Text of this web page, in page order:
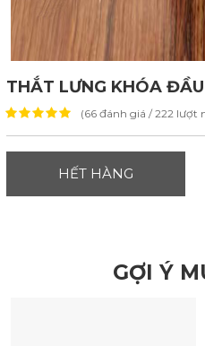
THẮT LƯNG KHÓA
(66 đánh giá / 222 lượt
HẾT HÀNG
GỢI Ý